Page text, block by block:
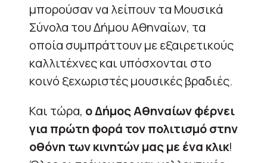
μπορούσαν να λείπουν τα Μουσικά
Σύνολα του Δήμου Αθηναίων, τα
οποία συμπράττουν με εξαιρετικούς
καλλιτέχνες και υπόσχονται στο
κοινό ξεχωριστές μουσικές βραδιές.
Και τώρα, ο Δήμος Αθηναίων φέρνει
για πρώτη φορά τον πολιτισμό στην
οθόνη των κινητών μας με ένα κλικ!